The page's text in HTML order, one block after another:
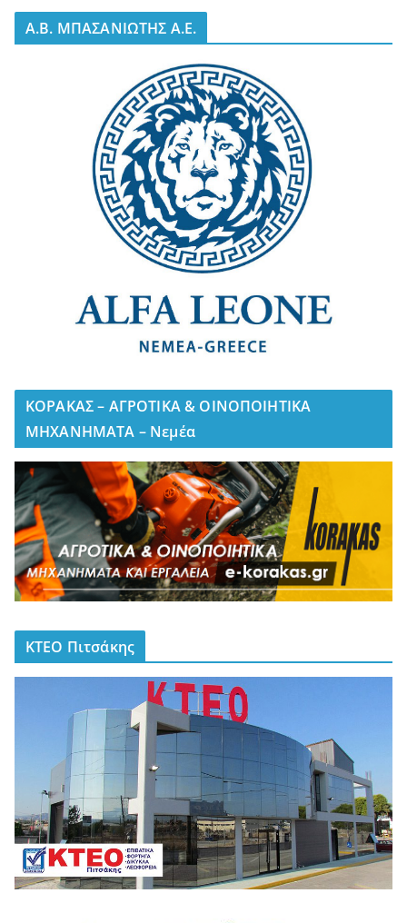
A.B. ΜΠΑΣΑΝΙΩΤΗΣ Α.Ε.
ΚΟΡΑΚΑΣ – ΑΓΡΟΤΙΚΑ & ΟΙΝΟΠΟΙΗΤΙΚΑ
ΜΗΧΑΝΗΜΑΤΑ – Νεμέα
ΚΤΕΟ Πιτσάκης